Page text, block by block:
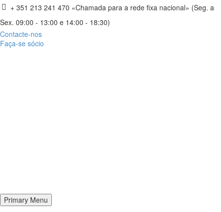
+ 351 213 241 470 «Chamada para a rede fixa nacional» (Seg. a
Sex. 09:00 - 13:00 e 14:00 - 18:30)
Contacte-nos
Faça-se sócio
Primary Menu